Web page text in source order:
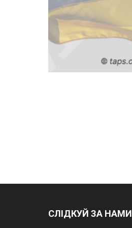
СЛІДКУЙ ЗА НАМИ